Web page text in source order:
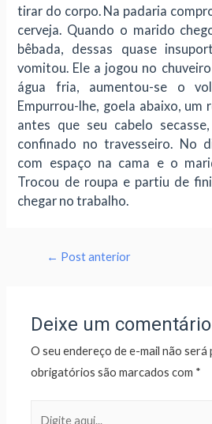
tirar do corpo. Na padaria
cerveja. Quando o marido
bêbada, dessas quase
vomitou. Ele a jogou no
água fria, aumentou-se o
Empurrou-lhe, goela abaixo, um
antes que seu cabelo
confinado no travesseiro. No
com espaço na cama e o
Trocou de roupa e partiu de
chegar no trabalho.
← Post anterior
Deixe um comentário
O seu endereço de e-mail não será
obrigatórios são marcados com *